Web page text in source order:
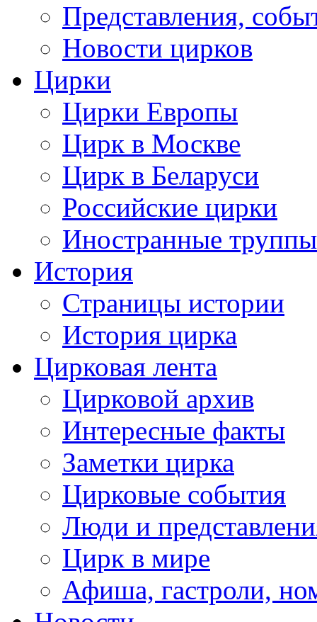
Представления,
Новости цирков
Цирки
Цирки Европы
Цирк в Москве
Цирк в Беларуси
Российские цирки
Иностранные труппы
История
Страницы истории
История цирка
Цирковая лента
Цирковой архив
Интересные факты
Заметки цирка
Цирковые события
Люди и
Цирк в мире
Афиша, гастроли,